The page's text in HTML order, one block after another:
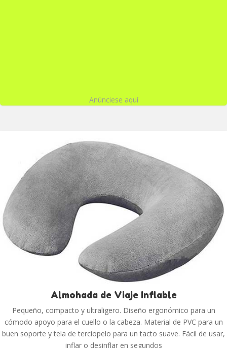
Anúnciese aquí
Almohada de Viaje Inflable
Pequeño, compacto y ultraligero. Diseño ergonómico para un
cómodo apoyo para el cuello o la cabeza. Material de PVC para un
buen soporte y tela de terciopelo para un tacto suave. Fácil de usar,
inflar o desinflar en segundos